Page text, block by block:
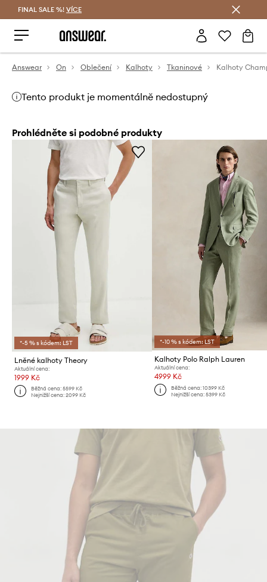
FINAL SALE %! VÍCE
Answear On Oblečení Kalhoty Tkaninové Kalhoty
Tento produkt je momentálně nedostupný
Prohlédněte si podobné produkty
*-5 % s kódem: LST
Lněné kalhoty Theory
Aktuální cena:
1999 Kč
Běžná cena:5599 Kč
Nejnižší cena:2099 Kč
*-10 % s kódem: LST
Kalhoty Polo Ralph Lauren
Aktuální cena:
4999 Kč
Běžná cena: 10399 Kč
Nejnižší cena: 5399 Kč